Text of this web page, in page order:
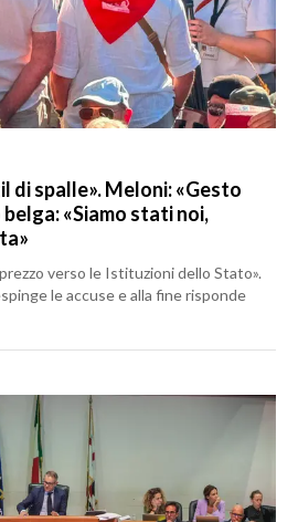
di spalle». Meloni: «Gesto
«Siamo stati noi,
verso le Istituzioni dello Stato».
le accuse e alla fine risponde